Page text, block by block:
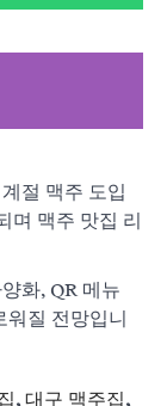
절 맥주 도입
며 맥주 맛집 리
화, QR 메뉴
워질 전망입니
,대구 맥주집,